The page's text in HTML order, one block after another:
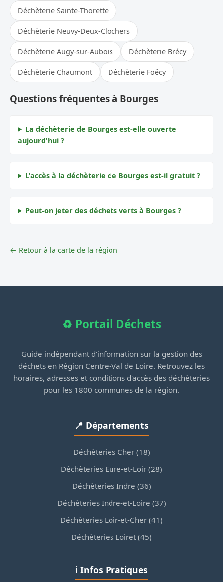
Déchèterie Sainte-Thorette
Déchèterie Neuvy-Deux-Clochers
Déchèterie Augy-sur-Aubois Déchèterie Brécy
Déchèterie Chaumont Déchèterie Foëcy
Questions fréquentes à Bourges
La déchèterie de Bourges est-elle ouverte
aujourd'hui ?
L'accès à la déchèterie de Bourges est-il gratuit ?
Peut-on jeter des déchets verts à Bourges ?
← Retour à la carte de la région
♻️ Portail Déchets
Guide indépendant d'information sur la gestion des
déchets en Région Centre-Val de Loire. Retrouvez les
horaires, adresses et conditions d'accès des déchèteries
pour les 1800 communes de la région.
📍 Départements
Déchèteries Cher (18)
Déchèteries Eure-et-Loir (28)
Déchèteries Indre (36)
Déchèteries Indre-et-Loire (37)
Déchèteries Loir-et-Cher (41)
Déchèteries Loiret (45)
ℹ️ Infos Pratiques